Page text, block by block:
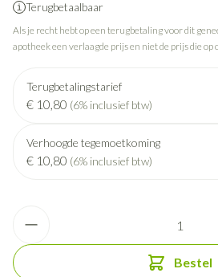
Terugbetaalbaar
Als je recht hebt op een terugbetaling voor dit
apotheek een verlaagde prijs en niet de prijs die op
Terugbetalingstarief
€ 10,80 (6% inclusief btw)
Verhoogde tegemoetkoming
€ 10,80 (6% inclusief btw)
Bestel